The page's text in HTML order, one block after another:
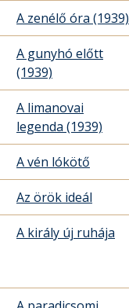
A zenélő óra (1939)
A gunyhó előtt
(1939)
A limanovai
legenda (1939)
A vén lókötő
Az örök ideál
A király új ruhája